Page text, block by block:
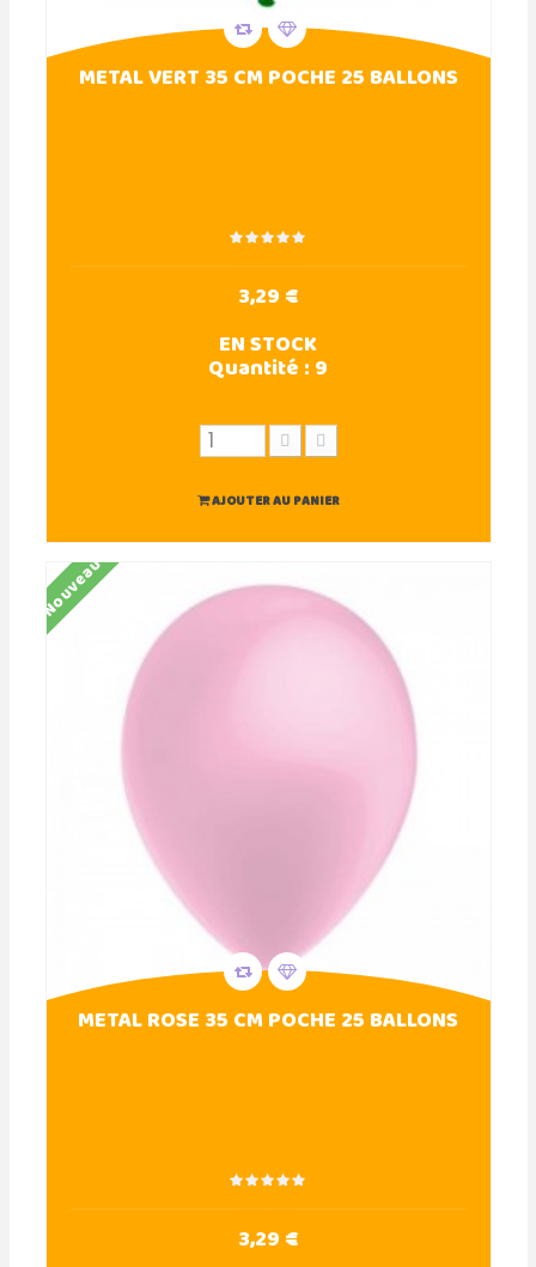
METAL VERT 35 CM POCHE 25 BALLONS
3,29 €
EN STOCK
Quantité :9
AJOUTER AU PANIER
Nouveau
METAL ROSE 35 CM POCHE 25 BALLONS
3,29 €